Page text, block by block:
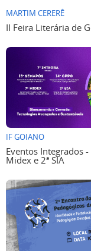
MARTIM CERERÊ
II Feira Literária de
IF GOIANO
Eventos Integrados -
Midex e 2ª SIA